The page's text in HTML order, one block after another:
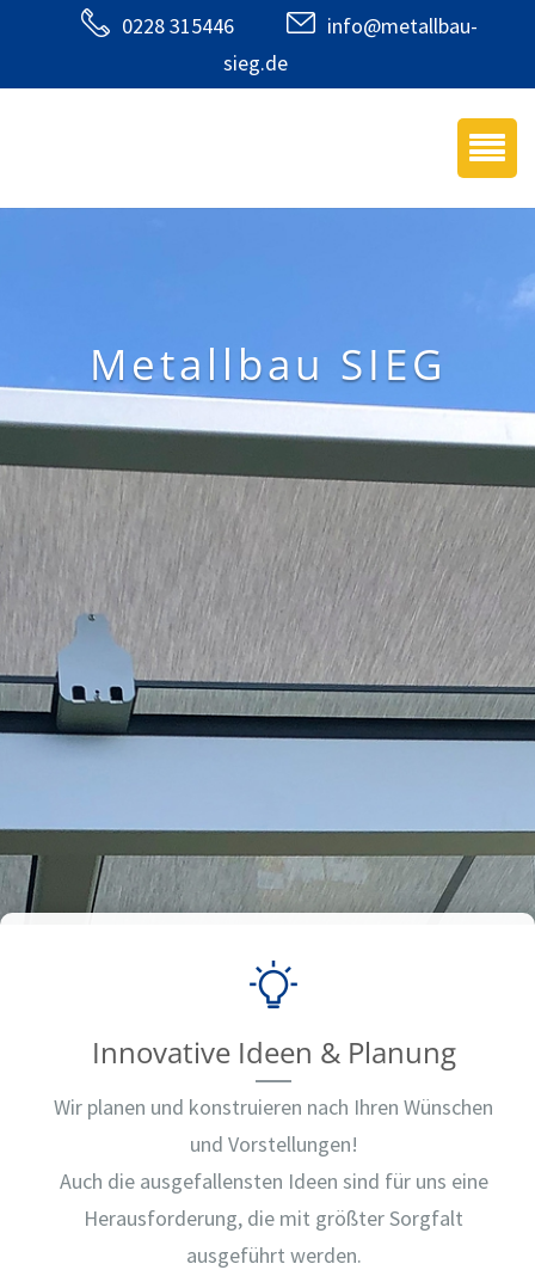
0228 315446
info@metallbau-
sieg.de
Metallbau SIEG
Innovative Ideen & Planung
Wir planen und konstruieren nach Ihren Wünschen
und Vorstellungen!
Auch die ausgefallensten Ideen sind für uns eine
Herausforderung, die mit größter Sorgfalt
ausgeführt werden.